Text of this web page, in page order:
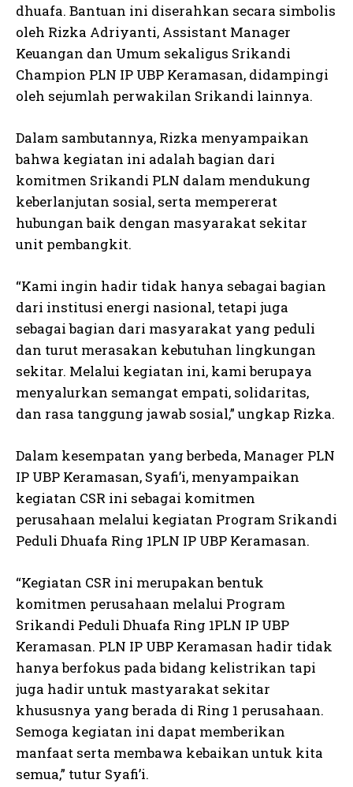
dhuafa. Bantuan ini diserahkan secara simbolis
oleh Rizka Adriyanti, Assistant Manager
Keuangan dan Umum sekaligus Srikandi
Champion PLN IP UBP Keramasan, didampingi
oleh sejumlah perwakilan Srikandi lainnya.
Dalam sambutannya, Rizka menyampaikan
bahwa kegiatan ini adalah bagian dari
komitmen Srikandi PLN dalam mendukung
keberlanjutan sosial, serta mempererat
hubungan baik dengan masyarakat sekitar
unit pembangkit.
“Kami ingin hadir tidak hanya sebagai bagian
dari institusi energi nasional, tetapi juga
sebagai bagian dari masyarakat yang peduli
dan turut merasakan kebutuhan lingkungan
sekitar. Melalui kegiatan ini, kami berupaya
menyalurkan semangat empati, solidaritas,
dan rasa tanggung jawab sosial,” ungkap Rizka.
Dalam kesempatan yang berbeda, Manager PLN
IP UBP Keramasan, Syafi’i, menyampaikan
kegiatan CSR ini sebagai komitmen
perusahaan melalui kegiatan Program Srikandi
Peduli Dhuafa Ring 1PLN IP UBP Keramasan.
“Kegiatan CSR ini merupakan bentuk
komitmen perusahaan melalui Program
Srikandi Peduli Dhuafa Ring 1PLN IP UBP
Keramasan. PLN IP UBP Keramasan hadir tidak
hanya berfokus pada bidang kelistrikan tapi
juga hadir untuk mastyarakat sekitar
khususnya yang berada di Ring 1 perusahaan.
Semoga kegiatan ini dapat memberikan
manfaat serta membawa kebaikan untuk kita
semua,” tutur Syafi’i.